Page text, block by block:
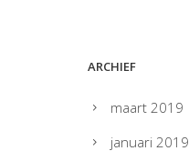
ARCHIEF
maart 2019
januari 2019